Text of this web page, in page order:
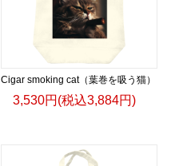
Cigar smoking cat（葉巻を吸う猫）
3,530円(税込3,884円)